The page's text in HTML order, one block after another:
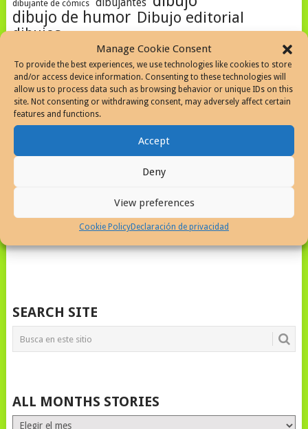
Manage Cookie Consent
To provide the best experiences, we use technologies like cookies to store
and/or access device information. Consenting to these technologies will
allow us to process data such as browsing behavior or unique IDs on this
site. Not consenting or withdrawing consent, may adversely affect certain
features and functions.
Accept
Deny
View preferences
Cookie PolicyDeclaración de privacidad
dibujante de cómics dibujantes
dibujo de humor Dibujo editorial
dibujos
humor gráfico humorismo
humorismo gráfico humor politico humor social
Humor visual ILLUSTRATION ilustracion
Javier Martinez
Javier Martinez artista
La historia de la caricatura periodística en Puerto Rico
MAESTROS DE LA CARICATURA Novela Gráfica obituario
Obituario artistas del cómic Periódico El Mundo
SketchBook
superheroes
SEARCH THE WEB
SEARCH SITE
ALL MONTHS STORIES
ALL